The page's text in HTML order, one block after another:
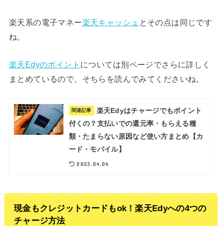
楽天系の電子マネー楽天キャッシュ とその点は同じです
ね。
楽天Edyのポイント については別ページでさらに詳しく
まとめているので、そちらを読んでみてくださいね。
関連記事
楽天Edyはチャージでもポイント
付くの？支払いでの還元率・もらえる種
類・たまらない原因など使い方まとめ【カ
ード・モバイル】
2023.04.04
現金もクレジットカードもok！楽天Edyへの4つの
チャージ方法